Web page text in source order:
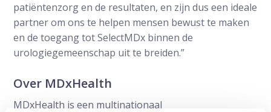
patiëntenzorg en de resultaten, en zijn dus een ideale
partner om ons te helpen mensen bewust te maken
en de toegang tot SelectMDx binnen de
urologiegemeenschap uit te breiden.”
Over MDxHealth
MDxHealth is een multinationaal